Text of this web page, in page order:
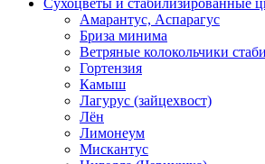
Амарантус, Аспарагус
Бриза минима
Ветряные колокольчики
Гортензия
Камыш
Лагурус (зайцехвост)
Лён
Лимонеум
Мискантус